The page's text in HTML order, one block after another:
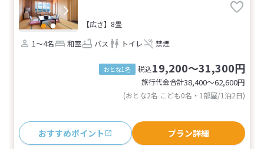
【広さ】8畳
1～4名
和室 バス トイレ 禁煙
おとな1名 税込19,200～31,300円
旅行代金合計38,400〜62,600円
(おとな2名 こども0名・1部屋/1泊2日)
おすすめポイント プラン詳細